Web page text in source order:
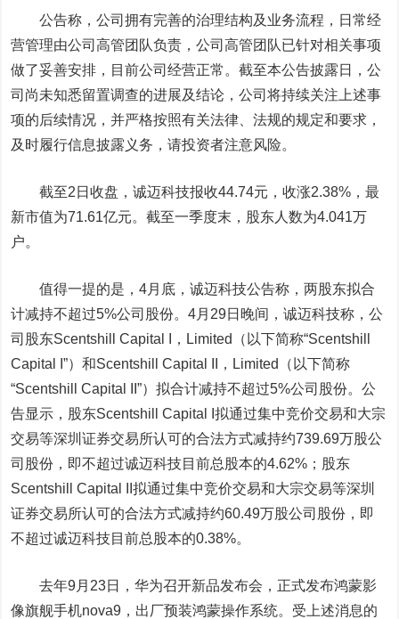
公告称，公司拥有完善的治理结构及业务流程，日常经
营管理由公司高管团队负责，公司高管团队已针对相关事项
做了妥善安排，目前公司经营正常。截至本公告披露日，公
司尚未知悉留置调查的进展及结论，公司将持续关注上述事
项的后续情况，并严格按照有关法律、法规的规定和要求，
及时履行信息披露义务，请投资者注意风险。
截至2日收盘，诚迈科技报收44.74元，收涨2.38%，最
新市值为71.61亿元。截至一季度末，股东人数为4.041万
户。
值得一提的是，4月底，诚迈科技公告称，两股东拟合
计减持不超过5%公司股份。4月29日晚间，诚迈科技称，公
司股东Scentshill Capital I，Limited（以下简称“Scentshill
Capital I”）和Scentshill Capital II，Limited（以下简称
“Scentshill Capital II”）拟合计减持不超过5%公司股份。公
告显示，股东Scentshill Capital I拟通过集中竞价交易和大宗
交易等深圳证券交易所认可的合法方式减持约739.69万股公
司股份，即不超过诚迈科技目前总股本的4.62%；股东
Scentshill Capital II拟通过集中竞价交易和大宗交易等深圳
证券交易所认可的合法方式减持约60.49万股公司股份，即
不超过诚迈科技目前总股本的0.38%。
去年9月23日，华为召开新品发布会，正式发布鸿蒙影
像旗舰手机nova9，出厂预装鸿蒙操作系统。受上述消息的